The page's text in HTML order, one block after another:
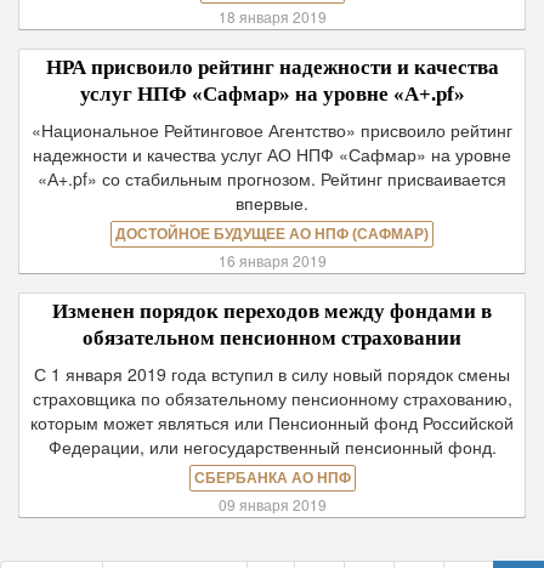
18 января 2019
НРА присвоило рейтинг надежности и качества
услуг НПФ «Сафмар» на уровне «А+.pf»
«Национальное Рейтинговое Агентство» присвоило рейтинг
надежности и качества услуг АО НПФ «Сафмар» на уровне
«А+.pf» со стабильным прогнозом. Рейтинг присваивается
впервые.
ДОСТОЙНОЕ БУДУЩЕЕ АО НПФ (САФМАР)
16 января 2019
Изменен порядок переходов между фондами в
обязательном пенсионном страховании
С 1 января 2019 года вступил в силу новый порядок смены
страховщика по обязательному пенсионному страхованию,
которым может являться или Пенсионный фонд Российской
Федерации, или негосударственный пенсионный фонд.
СБЕРБАНКА АО НПФ
09 января 2019